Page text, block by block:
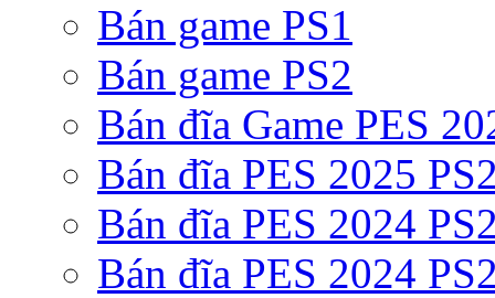
Bán game PS1
Bán game PS2
Bán đĩa Game PES
Bán đĩa PES 2025
Bán đĩa PES 2024
Bán đĩa PES 2024